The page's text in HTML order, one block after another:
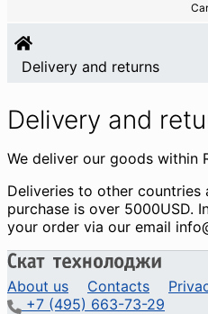
Delivery and returns
Delivery and
We deliver our goods within
Deliveries to other countries
purchase is over 5000USD.
your order via our email
About us Contacts
+7 (495) 663-73-29